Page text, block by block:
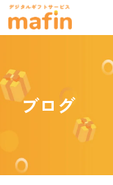
デジタルギフトサービ
よくあるご質問
ブログ
ブログ